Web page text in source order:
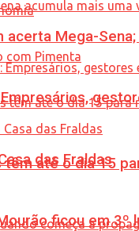
com Pimenta
têm até o dia 15
acerta Mega-
das Fraldas
ficou em 3º